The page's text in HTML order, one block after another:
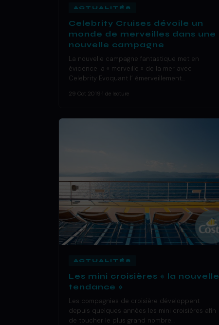
ACTUALITÉS
Celebrity Cruises dévoile un
monde de merveilles dans une
nouvelle campagne
La nouvelle campagne fantastique met en
évidence la « merveille » de la mer avec
Celebrity Evoquant l’ émerveillement…
29 Oct 2019 1 de lecture
ACTUALITÉS
Les mini croisières « la nouvelle
tendance »
Les compagnies de croisière développent
depuis quelques années les mini croisières afin
de toucher le plus grand nombre…